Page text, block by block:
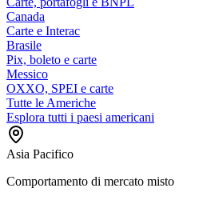
Canada
Carte e Interac
Brasile
Pix, boleto e carte
Messico
OXXO, SPEI e carte
Tutte le Americhe
Esplora tutti i paesi americani
Asia Pacifico
Comportamento di mercato misto